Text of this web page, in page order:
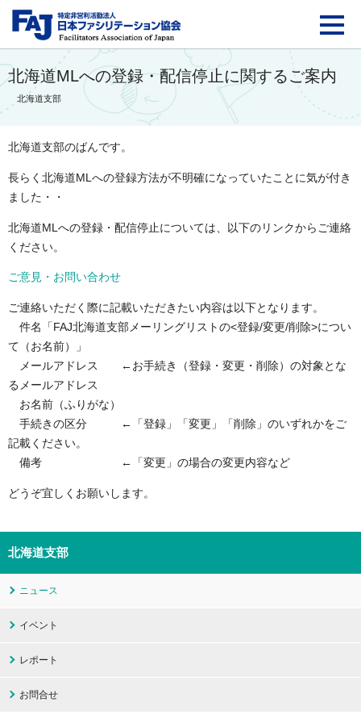
FAJ：特定非営利活動
北海道MLへの登録・配信停止に関するご案内
北海道支部
北海道支部のばんです。
長らく北海道MLへの登録方法が不明確になっていたことに気が付き
ました・・
北海道MLへの登録・配信停止については、以下のリンクからご連絡
ください。
ご意見・お問い合わせ
ご連絡いただく際に記載いただきたい内容は以下となります。
件名「FAJ北海道支部メーリングリストの<登録/変更/削除>につい
て（お名前）」
メールアドレス ←お手続き（登録・変更・削除）の対象とな
るメールアドレス
お名前（ふりがな）
手続きの区分 ←「登録」「変更」「削除」のいずれかをご
記載ください。
備考 ←「変更」の場合の変更内容など
どうぞ宜しくお願いします。
北海道支部
ニュース
イベント
レポート
お問合せ